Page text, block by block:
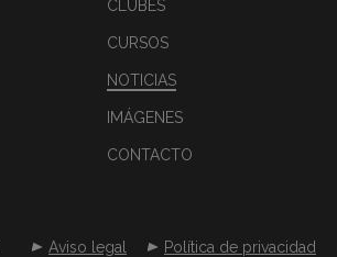
CLUBES
CURSOS
NOTICIAS
IMÁGENES
CONTACTO
Aviso legal Política de privacidad